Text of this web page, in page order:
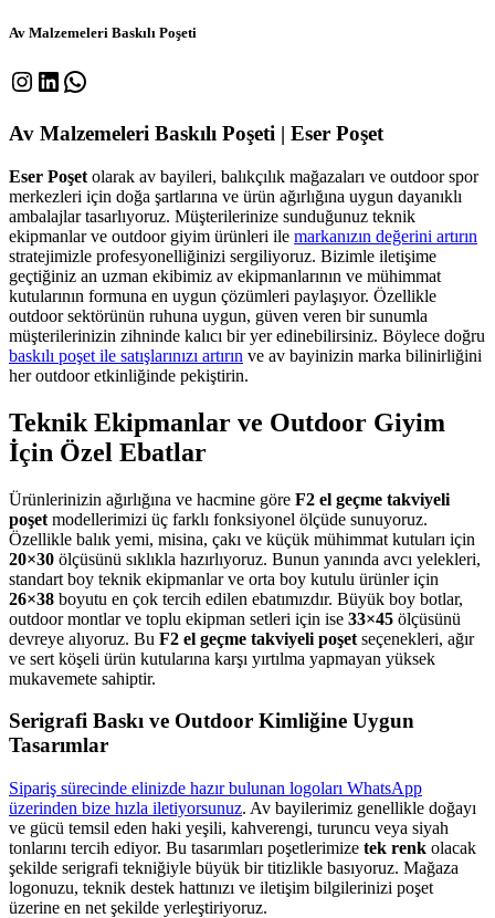
Av Malzemeleri Baskılı Poşeti
Instagram
LinkedIn
WhatsApp
Av Malzemeleri Baskılı Poşeti | Eser Poşet
Eser Poşet olarak av bayileri, balıkçılık mağazaları ve outdoor spor
merkezleri için doğa şartlarına ve ürün ağırlığına uygun dayanıklı
ambalajlar tasarlıyoruz. Müşterilerinize sunduğunuz teknik
ekipmanlar ve outdoor giyim ürünleri ile markanızın değerini artırın
stratejimizle profesyonelliğinizi sergiliyoruz. Bizimle iletişime
geçtiğiniz an uzman ekibimiz av ekipmanlarının ve mühimmat
kutularının formuna en uygun çözümleri paylaşıyor. Özellikle
outdoor sektörünün ruhuna uygun, güven veren bir sunumla
müşterilerinizin zihninde kalıcı bir yer edinebilirsiniz. Böylece doğru
baskılı poşet ile satışlarınızı artırın ve av bayinizin marka bilinirliğini
her outdoor etkinliğinde pekiştirin.
Teknik Ekipmanlar ve Outdoor Giyim
İçin Özel Ebatlar
Ürünlerinizin ağırlığına ve hacmine göre F2 el geçme takviyeli
poşet modellerimizi üç farklı fonksiyonel ölçüde sunuyoruz.
Özellikle balık yemi, misina, çakı ve küçük mühimmat kutuları için
20×30 ölçüsünü sıklıkla hazırlıyoruz. Bunun yanında avcı yelekleri,
standart boy teknik ekipmanlar ve orta boy kutulu ürünler için
26×38 boyutu en çok tercih edilen ebatımızdır. Büyük boy botlar,
outdoor montlar ve toplu ekipman setleri için ise 33×45 ölçüsünü
devreye alıyoruz. Bu F2 el geçme takviyeli poşet seçenekleri, ağır
ve sert köşeli ürün kutularına karşı yırtılma yapmayan yüksek
mukavemete sahiptir.
Serigrafi Baskı ve Outdoor Kimliğine Uygun
Tasarımlar
Sipariş sürecinde elinizde hazır bulunan logoları WhatsApp
üzerinden bize hızla iletiyorsunuz. Av bayilerimiz genellikle doğayı
ve gücü temsil eden haki yeşili, kahverengi, turuncu veya siyah
tonlarını tercih ediyor. Bu tasarımları poşetlerimize tek renk olacak
şekilde serigrafi tekniğiyle büyük bir titizlikle basıyoruz. Mağaza
logonuzu, teknik destek hattınızı ve iletişim bilgilerinizi poşet
üzerine en net şekilde yerleştiriyoruz.